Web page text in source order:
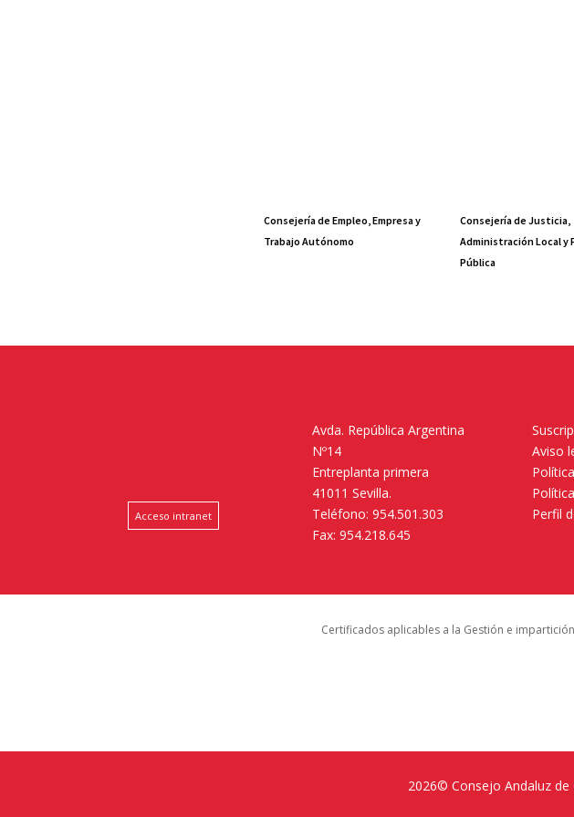
Consejería de Empleo, Empresa y
Trabajo Autónomo
Consejería de Justicia,
Administración Local y
Pública
Acceso intranet
Avda. República Argentina
Nº14
Entreplanta primera
41011 Sevilla.
Teléfono: 954.501.303
Fax: 954.218.645
Aviso
Perfil
Certificados aplicables a la Gestión e
2026© Consejo Andaluz